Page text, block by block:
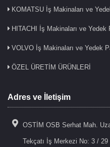
KOMATSU İş Makinaları ve
HITACHI İş Makinaları ve Yedek
VOLVO İş Makinaları ve Yedek
ÖZEL ÜRETİM ÜRÜNLERİ
Adres ve İletişim
OSTİM OSB Serhat Mah.
Tekçatı İş Merkezi No: 3 /